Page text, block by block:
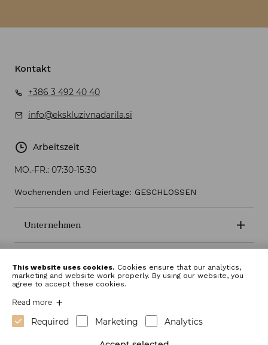
Kontakt
+386 3 492 40 40
info@ekskluzivnadarila.si
Arbeitszeit
MO.-FR.: 07:30-15:30
Wochenenden und Feiertage: GESCHLOSSEN
Unternehmen
This website uses cookies. Cookies ensure that our analytics,
marketing and website work properly. By using our website, you
agree to accept these cookies.
Read more
Required Marketing Analytics